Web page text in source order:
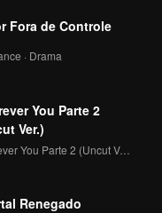
Fora de Controle
· Drama
You Parte 2
Ver.)
Fourever You Parte 2 (Uncut Ver.)
Renegado